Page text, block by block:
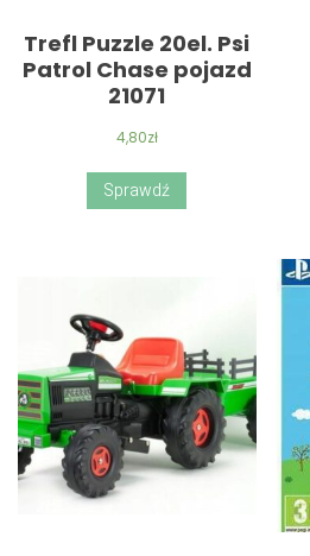
Trefl Puzzle 20el. Psi
Patrol Chase pojazd
21071
4,80zł
Sprawdź